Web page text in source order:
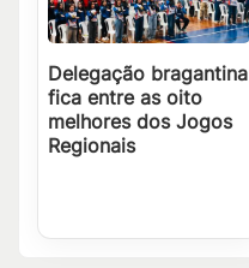
Delegação bragantina
fica entre as oito
melhores dos Jogos
Regionais